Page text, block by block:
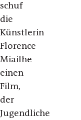
schuf
die
Künstlerin
Florence
Miailhe
einen
Film,
der
Jugendliche